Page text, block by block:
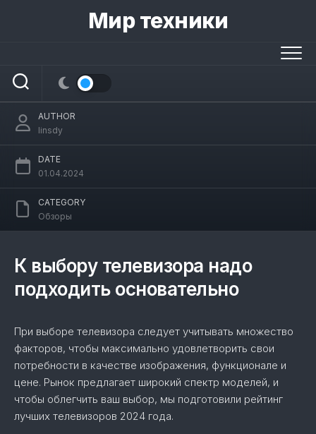
Мир техники
Топ-16 лучших телевизоров: какой ТВ
лучше купить – рейтинг 2024
AUTHOR
linsdy
DATE
01.04.2024
CATEGORY
Обзоры
К выбору телевизора надо
подходить основательно
При выборе телевизора следует учитывать множество
факторов, чтобы максимально удовлетворить свои
потребности в качестве изображения, функционале и
цене. Рынок предлагает широкий спектр моделей, и
чтобы облегчить ваш выбор, мы подготовили рейтинг
лучших телевизоров 2024 года.